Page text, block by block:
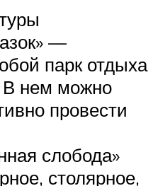
—
парк отдыха
В нем можно
провести
слобода»
столярное,